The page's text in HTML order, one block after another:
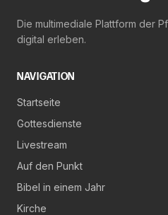
Die multimediale Plattform der
digital erleben.
NAVIGATION
Startseite
Gottesdienste
Livestream
Auf den Punkt
Bibel in einem Jahr
Kirche